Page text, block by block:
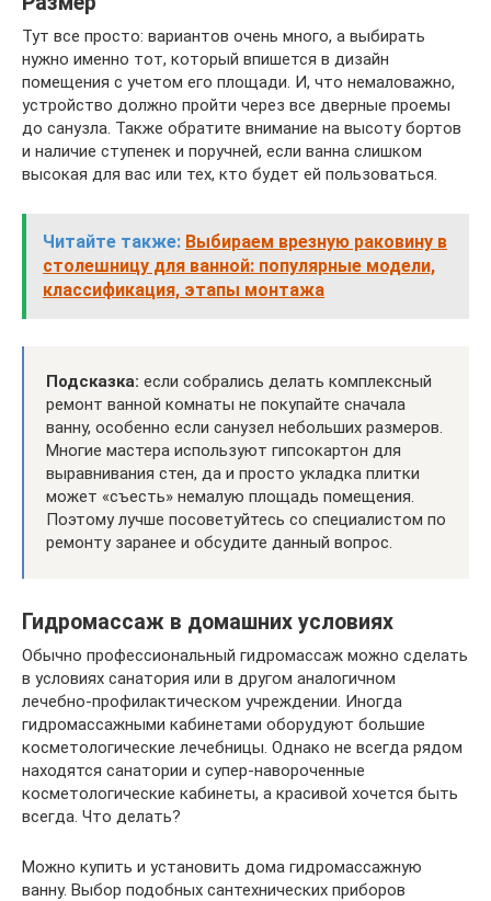
Тут все просто: вариантов очень много, а выбирать
нужно именно тот, который впишется в дизайн
помещения с учетом его площади. И, что немаловажно,
устройство должно пройти через все дверные проемы
до санузла. Также обратите внимание на высоту бортов
и наличие ступенек и поручней, если ванна слишком
высокая для вас или тех, кто будет ей пользоваться.
Читайте также: Выбираем врезную раковину в
столешницу для ванной: популярные модели,
классификация, этапы монтажа
Подсказка: если собрались делать комплексный
ремонт ванной комнаты не покупайте сначала
ванну, особенно если санузел небольших размеров.
Многие мастера используют гипсокартон для
выравнивания стен, да и просто укладка плитки
может «съесть» немалую площадь помещения.
Поэтому лучше посоветуйтесь со специалистом по
ремонту заранее и обсудите данный вопрос.
Гидромассаж в домашних условиях
Обычно профессиональный гидромассаж можно сделать
в условиях санатория или в другом аналогичном
лечебно-профилактическом учреждении. Иногда
гидромассажными кабинетами оборудуют большие
косметологические лечебницы. Однако не всегда рядом
находятся санатории и супер-навороченные
косметологические кабинеты, а красивой хочется быть
всегда. Что делать?
Можно купить и установить дома гидромассажную
ванну. Выбор подобных сантехнических приборов